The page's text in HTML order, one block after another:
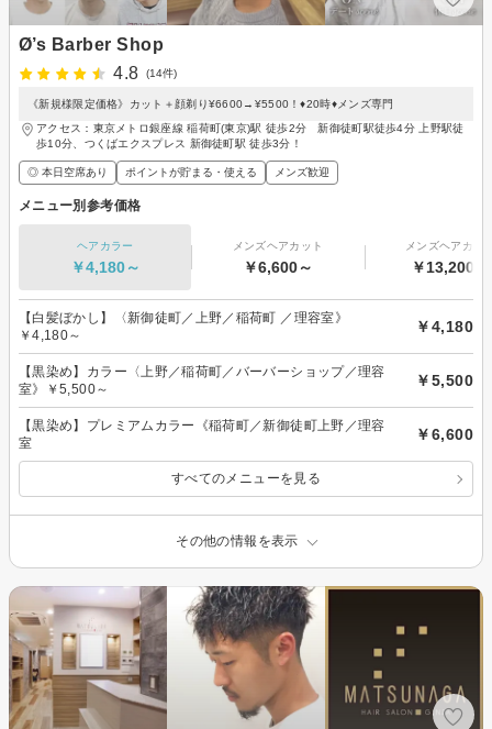
Ø’s Barber Shop
4.8
(14件)
《新規様限定価格》カット＋顔剃り¥6600→¥5500！♦︎20時♦︎メンズ専門
アクセス：東京メトロ銀座線 稲荷町(東京)駅 徒歩2分 新御徒町駅徒歩4分 上野駅徒
歩10分、つくばエクスプレス 新御徒町駅 徒歩3分！
◎ 本日空席あり ポイントが貯まる・使える メンズ歓迎
メニュー別参考価格
ヘアカラー
￥4,180～
メンズヘアカット
￥6,600～
メンズヘアカラ
￥13,200～
【白髪ぼかし】〈新御徒町／上野／稲荷町 ／理容室》
￥4,180～
￥4,180
【黒染め】カラー〈上野／稲荷町／バーバーショップ／理容
室》￥5,500～
￥5,500
【黒染め】プレミアムカラー《稲荷町／新御徒町上野／理容
室
￥6,600
すべてのメニューを見る
その他の情報を表示